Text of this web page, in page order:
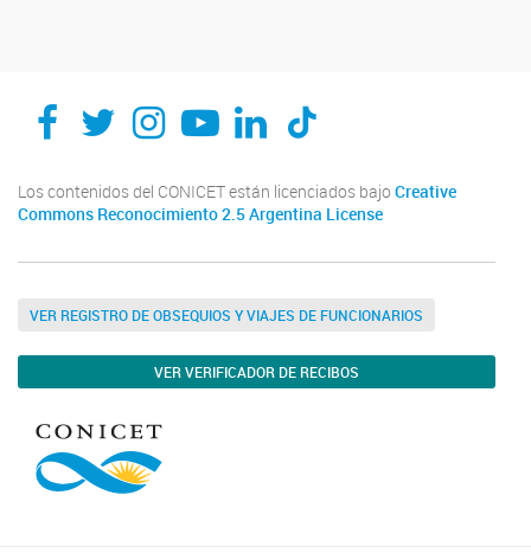
Los contenidos del CONICET están licenciados bajo Creative
Commons Reconocimiento 2.5 Argentina License
VER REGISTRO DE OBSEQUIOS Y VIAJES DE FUNCIONARIOS
VER VERIFICADOR DE RECIBOS